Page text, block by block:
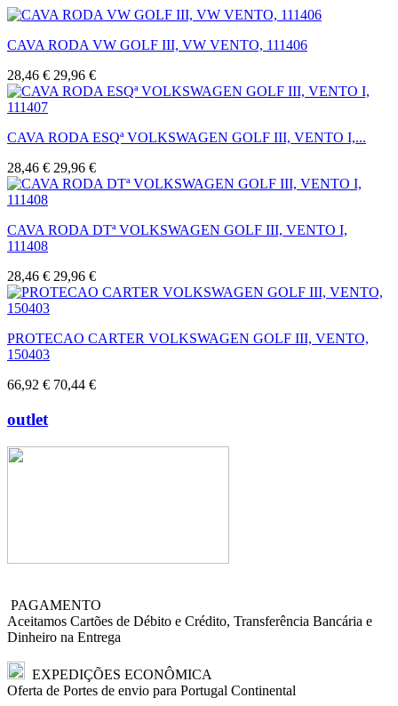
CAVA RODA VW GOLF III, VW VENTO, 111406
28,46 € 29,96 €
CAVA RODA ESQª VOLKSWAGEN GOLF III, VENTO I,...
28,46 € 29,96 €
CAVA RODA DTª VOLKSWAGEN GOLF III, VENTO I,
111408
28,46 € 29,96 €
PROTECAO CARTER VOLKSWAGEN GOLF III, VENTO,
150403
66,92 € 70,44 €
outlet
PAGAMENTO
Aceitamos Cartões de Débito e Crédito, Transferência Bancária e
Dinheiro na Entrega
EXPEDIÇÕES ECONÔMICA
Oferta de Portes de envio para Portugal Continental